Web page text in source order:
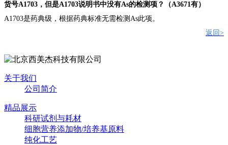
货号A1703 ，但是A1703说明书中没有As的检测项？（A3671有）
A1703是药典级，根据药典标准无需检测 As此项。
返回>
关于我们
公司简介
精品展示
科研试剂与耗材
细胞营养添加物/培养基原料
纯化工艺